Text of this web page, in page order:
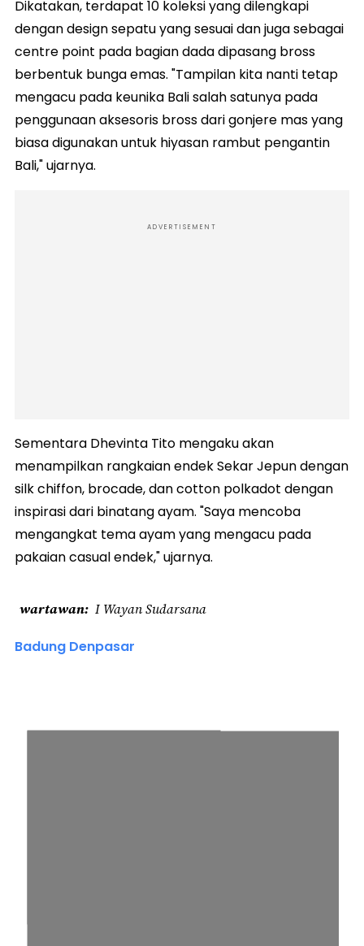
Dikatakan, terdapat 10 koleksi yang dilengkapi
dengan design sepatu yang sesuai dan juga sebagai
centre point pada bagian dada dipasang bross
berbentuk bunga emas. "Tampilan kita nanti tetap
mengacu pada keunika Bali salah satunya pada
penggunaan aksesoris bross dari gonjere mas yang
biasa digunakan untuk hiyasan rambut pengantin
Bali," ujarnya.
ADVERTISEMENT
Sementara Dhevinta Tito mengaku akan
menampilkan rangkaian endek Sekar Jepun dengan
silk chiffon, brocade, dan cotton polkadot dengan
inspirasi dari binatang ayam. "Saya mencoba
mengangkat tema ayam yang mengacu pada
pakaian casual endek," ujarnya.
wartawan I Wayan Sudarsana
Badung Denpasar